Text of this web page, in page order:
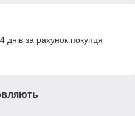
за рахунок покупця